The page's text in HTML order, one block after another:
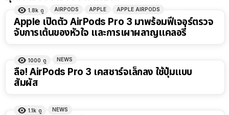
1.8k ดู AIRPODS APPLE APPLE AIRPODS
Apple เปิดตัว AirPods Pro 3 มาพร้อมฟีเจอร์ตรวจ
จับการเต้นของหัวใจ และการเผาผลาญแคลอรี่
1000 ดู NEWS
ลือ! AirPods Pro 3 เคสชาร์จเล็กลง ใช้ปุ่มแบบ
สัมผัส
1.1k ดู NEWS